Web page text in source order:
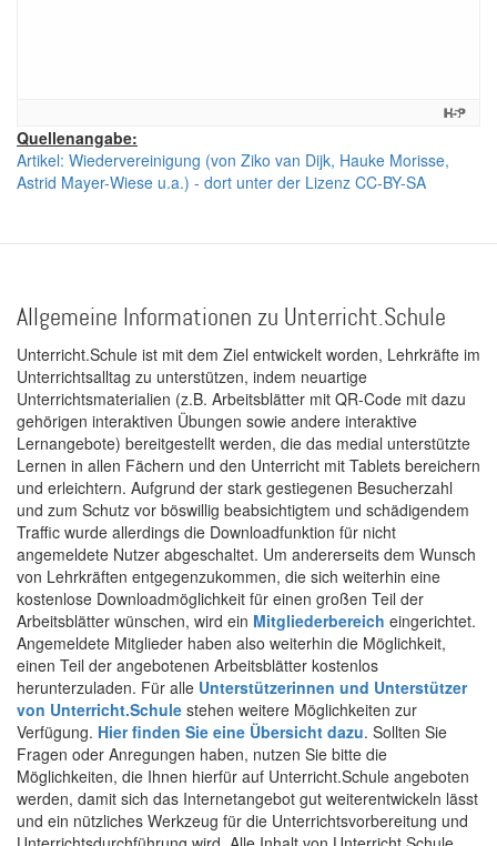
Quellenangabe:
Artikel: Wiedervereinigung (von Ziko van Dijk, Hauke Morisse,
Astrid Mayer-Wiese u.a.) - dort unter der Lizenz CC-BY-SA
Allgemeine Informationen zu Unterricht.Schule
Unterricht.Schule ist mit dem Ziel entwickelt worden, Lehrkräfte im
Unterrichtsalltag zu unterstützen, indem neuartige
Unterrichtsmaterialien (z.B. Arbeitsblätter mit QR-Code mit dazu
gehörigen interaktiven Übungen sowie andere interaktive
Lernangebote) bereitgestellt werden, die das medial unterstützte
Lernen in allen Fächern und den Unterricht mit Tablets bereichern
und erleichtern. Aufgrund der stark gestiegenen Besucherzahl
und zum Schutz vor böswillig beabsichtigtem und schädigendem
Traffic wurde allerdings die Downloadfunktion für nicht
angemeldete Nutzer abgeschaltet. Um andererseits dem Wunsch
von Lehrkräften entgegenzukommen, die sich weiterhin eine
kostenlose Downloadmöglichkeit für einen großen Teil der
Arbeitsblätter wünschen, wird ein Mitgliederbereich eingerichtet.
Angemeldete Mitglieder haben also weiterhin die Möglichkeit,
einen Teil der angebotenen Arbeitsblätter kostenlos
herunterzuladen. Für alle Unterstützerinnen und Unterstützer
von Unterricht.Schule stehen weitere Möglichkeiten zur
Verfügung. Hier finden Sie eine Übersicht dazu. Sollten Sie
Fragen oder Anregungen haben, nutzen Sie bitte die
Möglichkeiten, die Ihnen hierfür auf Unterricht.Schule angeboten
werden, damit sich das Internetangebot gut weiterentwickeln lässt
und ein nützliches Werkzeug für die Unterrichtsvorbereitung und